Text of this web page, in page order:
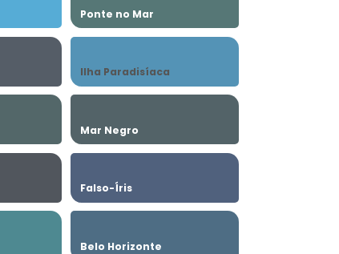
Ponte no Mar
Ilha Paradisíaca
Mar Negro
Falso-Íris
Belo Horizonte